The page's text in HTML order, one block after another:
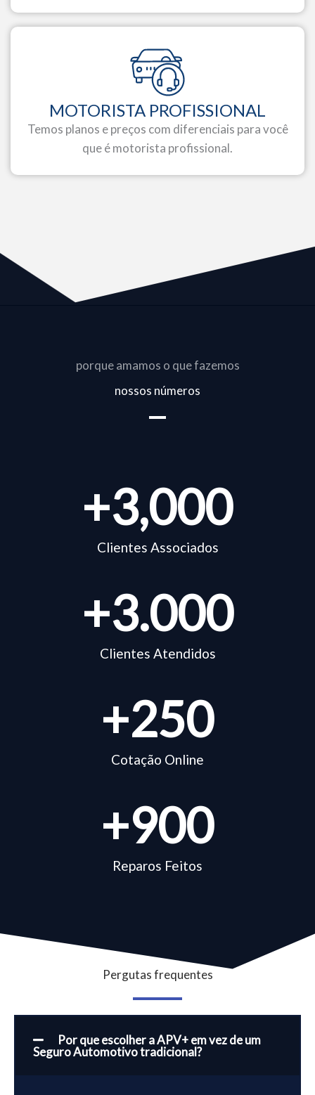
MOTORISTA PROFISSIONAL
Temos planos e preços com diferenciais para você
que é motorista profissional.
porque amamos o que fazemos
nossos números
Clientes Associados
+3,000
Clientes Atendidos
+3.000
Cotação Online
+250
Reparos Feitos
+900
Pergutas frequentes
Por que escolher a APV+ em vez de um
Seguro Automotivo tradicional?